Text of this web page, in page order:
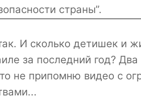
страны”.
И сколько детишек и
за последний год? Два
не припомню видео с